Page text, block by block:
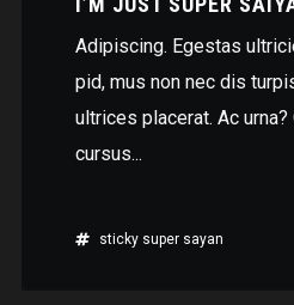
Adipiscing. Egestas
pid, mus non nec dis
ultrices placerat. Ac
cursus...
sticky super sayan